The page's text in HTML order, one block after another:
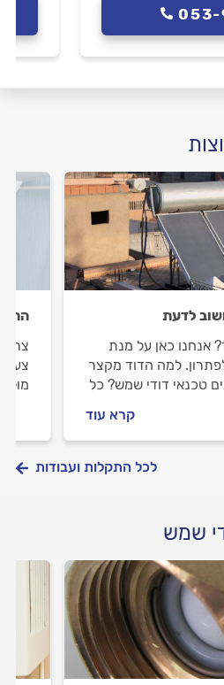
053-
לדעת
כאן על מנת
למה הדוד מקצר
טכנאי דודי שמש? כל
קרא עוד
צעד
מול
לכל התקלות ועבודות
שמש